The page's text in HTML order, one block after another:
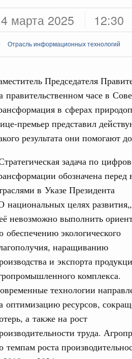
марта 2025 12:30
Отрасль информационных технологий
Председателя
правительственном часе в
в сферах
премьер представил
результата они помогают
задача по
обозначена перед
в Указе Президента
национальных целях
невозможно выполнить
обеспечению экологического
наращиванию
и экспорта
комплекса.
технологии
оптимизацию ресурсов,
а также на рост
труда.
темпам роста
Государство
программы
поздравил
профессиональный праздник
Вчера
перечень
от НДФЛ
2026 года
информационных технологий